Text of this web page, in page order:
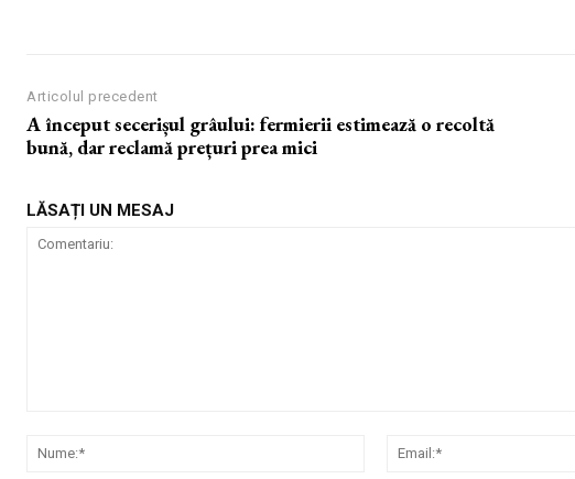
Articolul precedent
A început secerișul grâului: fermierii estimează o recoltă
bună, dar reclamă prețuri prea mici
LĂSAȚI UN MESAJ
Nume:*